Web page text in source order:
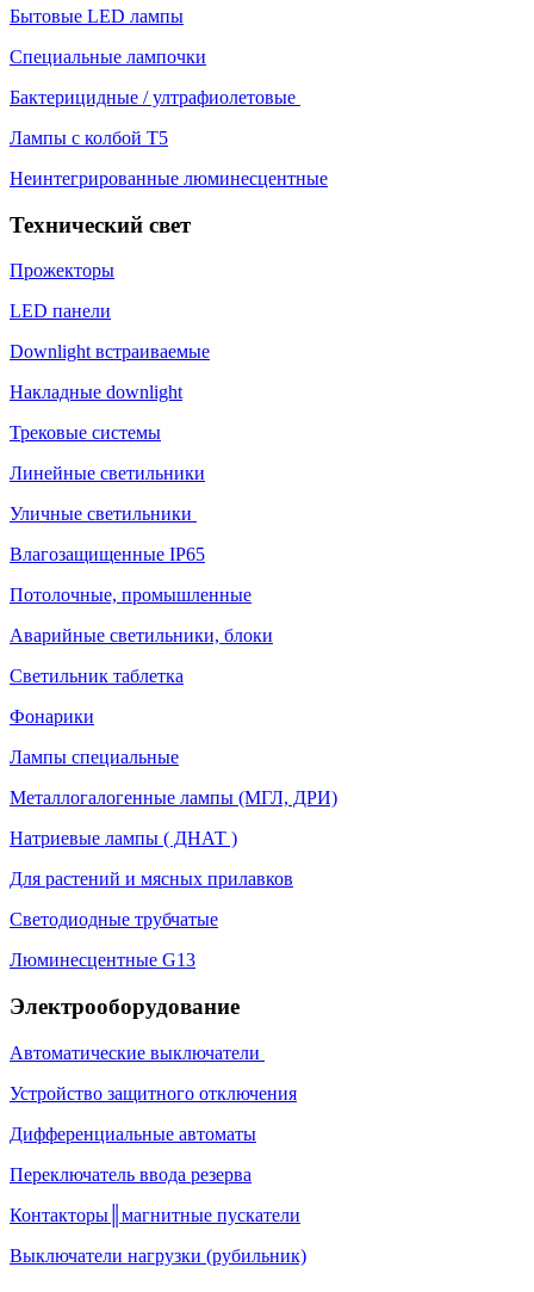
Бытовые LED лампы
Специальные лампочки
Бактерицидные / ултрафиолетовые
Лампы с колбой Т5
Неинтегрированные люминесцентные
Технический свет
Прожекторы
LED панели
Downlight встраиваемые
Накладные downlight
Трековые системы
Линейные светильники
Уличные светильники
Влагозащищенные IP65
Потолочные, промышленные
Аварийные светильники, блоки
Светильник таблетка
Фонарики
Лампы специальные
Металлогалогенные лампы (МГЛ, ДРИ)
Натриевые лампы ( ДНАТ )
Для растений и мясных прилавков
Светодиодные трубчатые
Люминесцентные G13
Электрооборудование
Автоматические выключатели
Устройство защитного отключения
Дифференциальные автоматы
Переключатель ввода резерва
Контакторы║магнитные пускатели
Выключатели нагрузки (рубильник)